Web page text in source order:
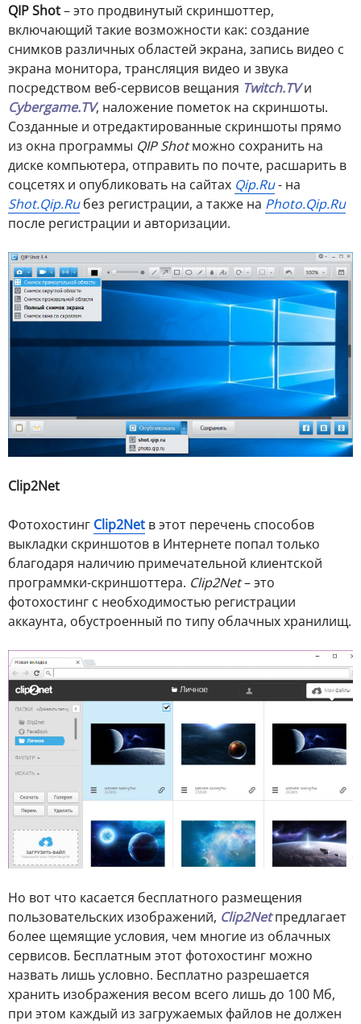
QIP Shot– это продвинутый скриншоттер,
включающий такие возможности как: создание
снимков различных областей экрана, запись видео с
экрана монитора, трансляция видео и звука
посредством веб-сервисов вещания Twitch.TVи
Cybergame.TV, наложение пометок на скриншоты.
Созданные и отредактированные скриншоты прямо
из окна программы QIP Shotможно сохранить на
диске компьютера, отправить по почте, расшарить в
соцсетях и опубликовать на сайтах Qip.Ru- на
Shot.Qip.Ruбез регистрации, а также на Photo.Qip.Ru
после регистрации и авторизации.
Clip2Net
Фотохостинг Clip2Net в этот перечень способов
выкладки скриншотов в Интернете попал только
благодаря наличию примечательной клиентской
программки-скриншоттера. Clip2Net– это
фотохостинг с необходимостью регистрации
аккаунта, обустроенный по типу облачных хранилищ.
Но вот что касается бесплатного размещения
пользовательских изображений, Clip2Netпредлагает
более щемящие условия, чем многие из облачных
сервисов. Бесплатным этот фотохостинг можно
назвать лишь условно. Бесплатно разрешается
хранить изображения весом всего лишь до 100 Мб,
при этом каждый из загружаемых файлов не должен